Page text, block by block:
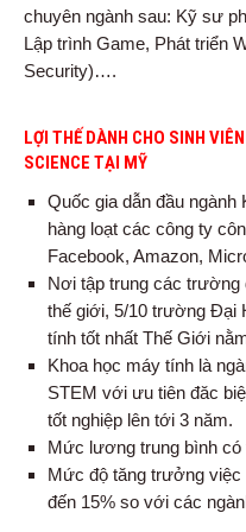
chuyên ngành sau: Kỹ sư
Lập trình Game, Phát triển
Security)….
LỢI THẾ DÀNH CHO SINH
SCIENCE TẠI MỸ
Quốc gia dẫn đầu
hàng loạt các công ty
Facebook, Amazon,
Nơi tập trung các trường
thế giới, 5/10 trường Đại
tính tốt nhất Thế Giới
Khoa học máy tính là
STEM với ưu tiên đăc
tốt nghiệp lên tới 3 năm.
Mức lương trung bình có
Mức độ tăng trưởng việc
đến 15% so với các